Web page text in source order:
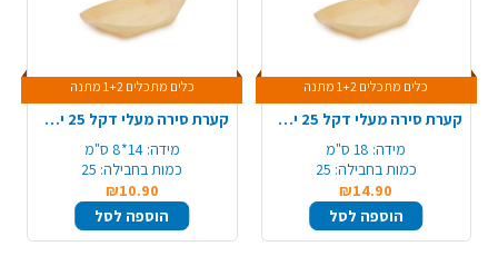
כלים מתכלים 1+2 מתנה
קערת סירה מעלי דקל 25 יח' 180 מ"מ - גדול
מידה: 18 ס"מ
כמות בחבילה: 25
₪14.90
הוספה לסל
כלים מתכלים 1+2 מתנה
קערת סירה מעלי דקל 25 יח' 140 מ"מ - בינוני
מידה: 14*8 ס"מ
כמות בחבילה: 25
₪10.90
הוספה לסל